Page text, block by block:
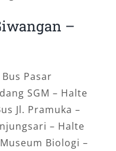
–
Pasar
SGM – Halte
Jl. Pramuka –
– Halte
Biologi –